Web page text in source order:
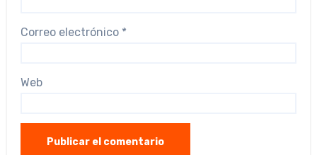
Correo electrónico *
Web